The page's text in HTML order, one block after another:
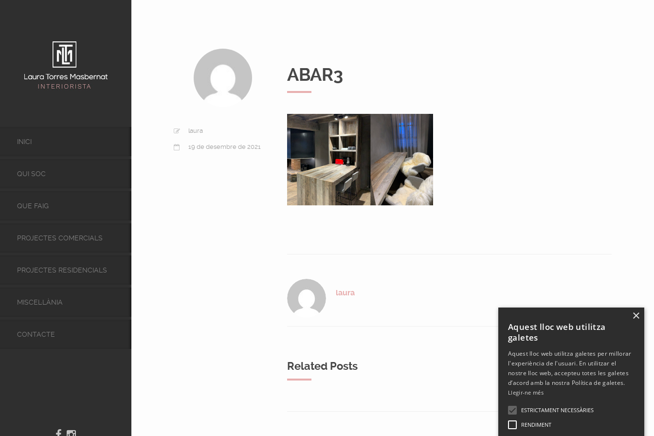
INICI
QUI SOC
QUE FAIG
PROJECTES COMERCIALS
PROJECTES RESIDENCIALS
MISCEL·LÀNIA
CONTACTE
laura
19 de desembre de 2021
ABAR3
laura
Related Posts
×
Aquest lloc web utilitza
galetes
Aquest lloc web utilitza galetes per millorar
l'experiència de l'usuari. En utilitzar el
nostre lloc web, accepteu totes les galetes
d’acord amb la nostra Política de galetes.
Llegir-ne més
ESTRICTAMENT NECESSÀRIES
RENDIMENT